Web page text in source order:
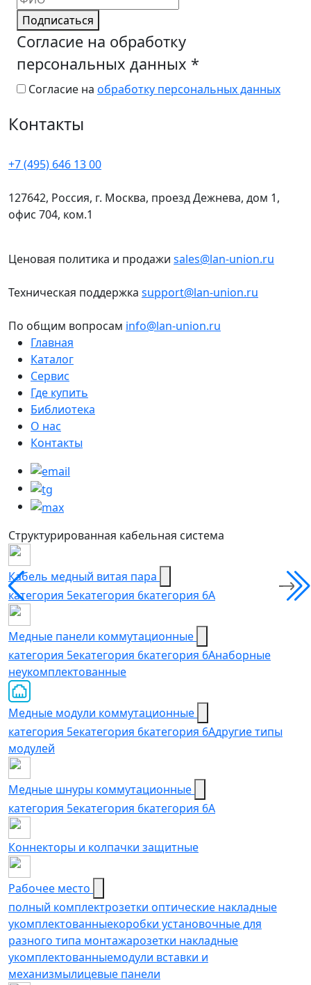
Подписаться
Согласие на обработку
персональных данных *
Согласие на обработку персональных данных
Контакты
+7 (495) 646 13 00
127642, Россия, г. Москва, проезд Дежнева, дом 1,
офис 704, ком.1
Ценовая политика и продажи sales@lan-union.ru
Техническая поддержка support@lan-union.ru
По общим вопросам info@lan-union.ru
Главная
Каталог
Сервис
Где купить
Библиотека
О нас
Контакты
Структурированная кабельная система
Кабель медный витая пара
категория 5eкатегория 6категория 6А
Медные панели коммутационные
категория 5екатегория 6категория 6Aнаборные
неукомплектованные
Медные модули коммутационные
категория 5екатегория 6категория 6Aдругие типы
модулей
Медные шнуры коммутационные
категория 5eкатегория 6категория 6A
Коннекторы и колпачки защитные
Рабочее место
полный комплектрозетки оптические накладные
укомплектованныекоробки установочные для
разного типа монтажарозетки накладные
укомплектованныемодули вставки и
механизмылицевые панели